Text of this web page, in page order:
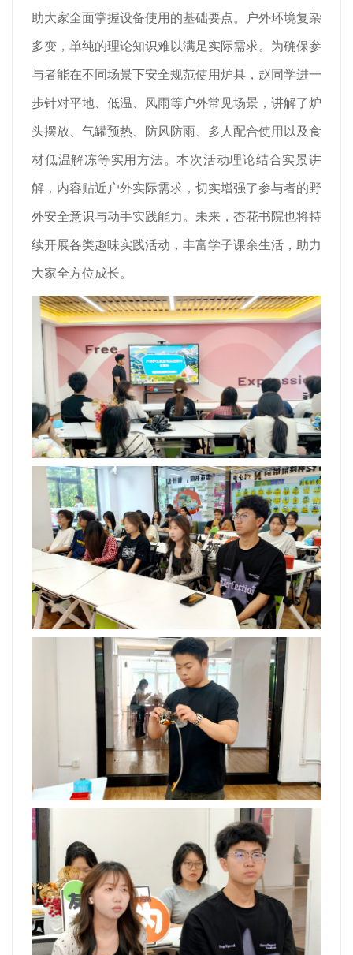
助大家全面掌握设备使用的基础要点。户外环境复杂
多变，单纯的理论知识难以满足实际需求。为确保参
与者能在不同场景下安全规范使用炉具，赵同学进一
步针对平地、低温、风雨等户外常见场景，讲解了炉
头摆放、气罐预热、防风防雨、多人配合使用以及食
材低温解冻等实用方法。本次活动理论结合实景讲
解，内容贴近户外实际需求，切实增强了参与者的野
外安全意识与动手实践能力。未来，杏花书院也将持
续开展各类趣味实践活动，丰富学子课余生活，助力
大家全方位成长。